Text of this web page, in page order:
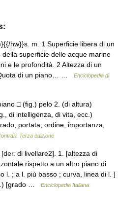
hw}}s. m. 1 Superficie libera di un
superficie delle acque marine
e le profondità. 2 Altezza di un
di un piano… …
Enciclopedia di
□ (fig.) pelo 2. (di altura)
di intelligenza, di vita, ecc.)
portata, ordine, importanza,
Terza edizione
di livellare2]. 1. [altezza di
rispetto a un altro piano di
l. ; a l. più basso ; curva, linea di l. ]
[grado …
Enciclopedia Italiana